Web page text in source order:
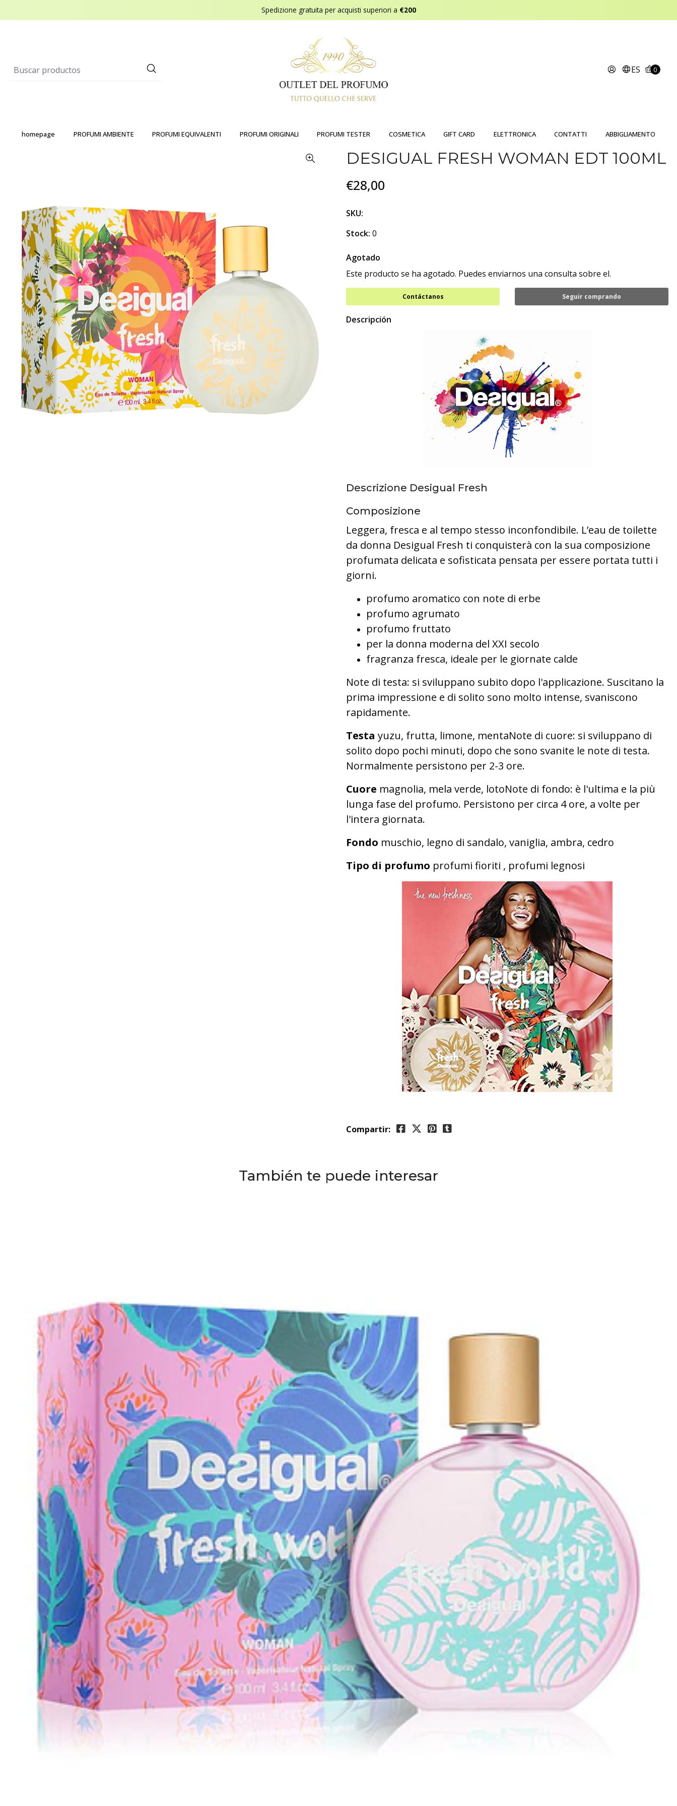
Spedizione gratuita per acquisti superiori a €200
ES 0
homepage PROFUMI AMBIENTE PROFUMI EQUIVALENTI PROFUMI ORIGINALI PROFUMI TESTER COSMETICA GIFT CARD ELETTRONICA CONTATTI ABBIGLIAMENTO
DESIGUAL FRESH WOMAN EDT 100ML
€28,00
SKU:
Stock: 0
Agotado
Este producto se ha agotado. Puedes enviarnos una consulta sobre el.
Contáctanos Seguir comprando
Descripción
Descrizione Desigual Fresh
Composizione
Leggera, fresca e al tempo stesso inconfondibile. L’eau de toilette
da donna Desigual Fresh ti conquisterà con la sua composizione
profumata delicata e sofisticata pensata per essere portata tutti i
giorni.
profumo aromatico con note di erbe
profumo agrumato
profumo fruttato
per la donna moderna del XXI secolo
fragranza fresca, ideale per le giornate calde
Note di testa: si sviluppano subito dopo l'applicazione. Suscitano la
prima impressione e di solito sono molto intense, svaniscono
rapidamente.
Testa yuzu, frutta, limone, mentaNote di cuore: si sviluppano di
solito dopo pochi minuti, dopo che sono svanite le note di testa.
Normalmente persistono per 2-3 ore.
Cuore magnolia, mela verde, lotoNote di fondo: è l'ultima e la più
lunga fase del profumo. Persistono per circa 4 ore, a volte per
l'intera giornata.
Fondo muschio, legno di sandalo, vaniglia, ambra, cedro
Tipo di profumo profumi fioriti , profumi legnosi
Compartir:
También te puede interesar